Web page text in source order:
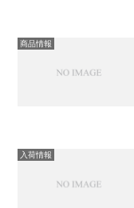
商品情報
入荷情報